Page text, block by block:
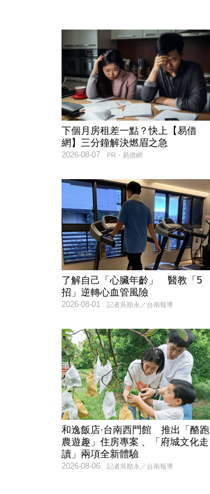
下個月房租差一點？快上【易借
網】三分鐘解決燃眉之急
PR・易借網
2026-08-07
了解自己「心臟年齡」 醫教「5
招」逆轉心血管風險
記者吳順永／台南報導
2026-08-01
和逸飯店·台南西門館 推出「酪跑
農遊趣」住房專案 、「府城文化走
讀」兩項全新體驗
記者吳順永／台南報導
2026-08-06